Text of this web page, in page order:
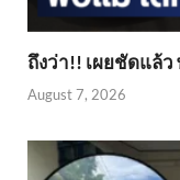
ถึงว่า!! เผยชัดแล้ว
August 7, 2026